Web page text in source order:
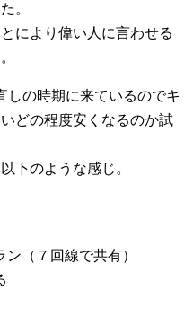
。
により偉い人に言わせる
しの時期に来ているのでキ
どの程度安くなるのか試
下のような感じ。
ン（７回線で共有）